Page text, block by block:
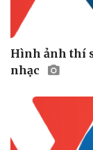
Hình ảnh thí
nhạc